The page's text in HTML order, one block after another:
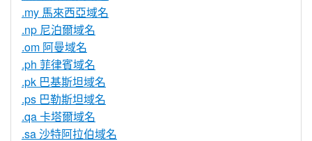
.my 馬來西亞域名
.np 尼泊爾域名
.om 阿曼域名
.ph 菲律賓域名
.pk 巴基斯坦域名
.ps 巴勒斯坦域名
.qa 卡塔爾域名
.sa 沙特阿拉伯域名